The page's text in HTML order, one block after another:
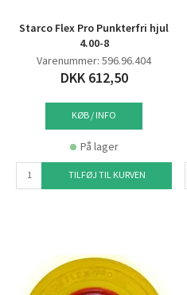
Starco Flex Pro Punkterfri hjul
4.00-8
Varenummer: 596.96.404
DKK 612,50
KØB / INFO
På lager
TILFØJ TIL KURVEN